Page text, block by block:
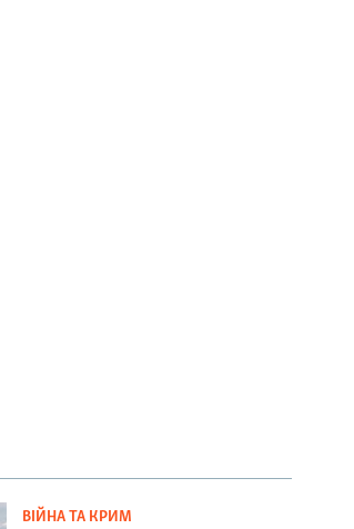
ВІЙНА ТА КРИМ